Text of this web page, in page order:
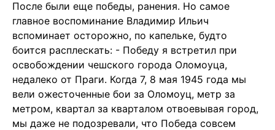
После были еще победы, ранения. Но самое
главное воспоминание Владимир Ильич
вспоминает осторожно, по капельке, будто
боится расплескать: - Победу я встретил при
освобождении чешского города Оломоуца,
недалеко от Праги. Когда 7, 8 мая 1945 года мы
вели ожесточенные бои за Оломоуц, метр за
метром, квартал за кварталом отвоевывая город,
мы даже не подозревали, что Победа совсем